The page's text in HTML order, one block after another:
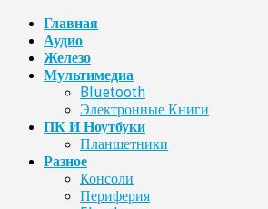
Главная
Аудио
Железо
Мультимедиа
Bluetooth
Электронные Книги
ПК И Ноутбуки
Планшетники
Разное
Консоли
Периферия